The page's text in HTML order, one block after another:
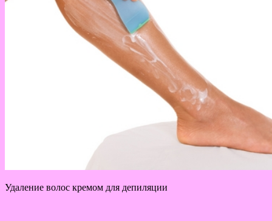
Удаление волос кремом для депиляции